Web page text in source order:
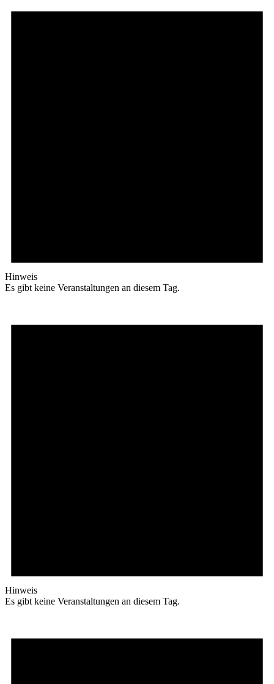
Hinweis
Es gibt keine Veranstaltungen an diesem Tag.
Hinweis
Es gibt keine Veranstaltungen an diesem Tag.